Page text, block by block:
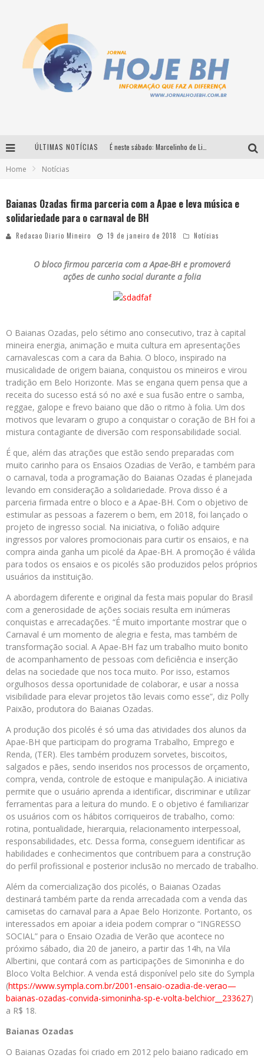
ÚLTIMAS NOTÍCIAS
Home Notícias
Baianas Ozadas firma parceria com a Apae e leva música e
solidariedade para o carnaval de BH
Redacao Diario Mineiro 19 de janeiro de 2018 Notícias
O bloco firmou parceria com a Apae-BH e promoverá
ações de cunho social durante a folia
O Baianas Ozadas, pelo sétimo ano consecutivo, traz à capital
mineira energia, animação e muita cultura em apresentações
carnavalescas com a cara da Bahia. O bloco, inspirado na
musicalidade de origem baiana, conquistou os mineiros e virou
tradição em Belo Horizonte. Mas se engana quem pensa que a
receita do sucesso está só no axé e sua fusão entre o samba,
reggae, galope e frevo baiano que dão o ritmo à folia. Um dos
motivos que levaram o grupo a conquistar o coração de BH foi a
mistura contagiante de diversão com responsabilidade social.
É que, além das atrações que estão sendo preparadas com
muito carinho para os Ensaios Ozadias de Verão, e também para
o carnaval, toda a programação do Baianas Ozadas é planejada
levando em consideração a solidariedade. Prova disso é a
parceria firmada entre o bloco e a Apae-BH. Com o objetivo de
estimular as pessoas a fazerem o bem, em 2018, foi lançado o
projeto de ingresso social. Na iniciativa, o folião adquire
ingressos por valores promocionais para curtir os ensaios, e na
compra ainda ganha um picolé da Apae-BH. A promoção é válida
para todos os ensaios e os picolés são produzidos pelos próprios
usuários da instituição.
A abordagem diferente e original da festa mais popular do Brasil
com a generosidade de ações sociais resulta em inúmeras
conquistas e arrecadações. “É muito importante mostrar que o
Carnaval é um momento de alegria e festa, mas também de
transformação social. A Apae-BH faz um trabalho muito bonito
de acompanhamento de pessoas com deficiência e inserção
delas na sociedade que nos toca muito. Por isso, estamos
orgulhosos dessa oportunidade de colaborar, e usar a nossa
visibilidade para elevar projetos tão levais como esse”, diz Polly
Paixão, produtora do Baianas Ozadas.
A produção dos picolés é só uma das atividades dos alunos da
Apae-BH que participam do programa Trabalho, Emprego e
Renda, (TER). Eles também produzem sorvetes, biscoitos,
salgados e pães, sendo inseridos nos processos de orçamento,
compra, venda, controle de estoque e manipulação. A iniciativa
permite que o usuário aprenda a identificar, discriminar e utilizar
ferramentas para a leitura do mundo. E o objetivo é familiarizar
os usuários com os hábitos corriqueiros de trabalho, como:
rotina, pontualidade, hierarquia, relacionamento interpessoal,
responsabilidades, etc. Dessa forma, conseguem identificar as
habilidades e conhecimentos que contribuem para a construção
do perfil profissional e posterior inclusão no mercado de trabalho.
Além da comercialização dos picolés, o Baianas Ozadas
destinará também parte da renda arrecadada com a venda das
camisetas do carnaval para a Apae Belo Horizonte. Portanto, os
interessados em apoiar a ideia podem comprar o “INGRESSO
SOCIAL” para o Ensaio Ozadia de Verão que acontece no
próximo sábado, dia 20 de janeiro, a partir das 14h, na Vila
Albertini, que contará com as participações de Simoninha e do
Bloco Volta Belchior. A venda está disponível pelo site do Sympla
(https://www.sympla.com.br/2001-ensaio-ozadia-de-verao—
baianas-ozadas-convida-simoninha-sp-e-volta-belchior_ _233627)
a R$ 18.
Baianas Ozadas
O Baianas Ozadas foi criado em 2012 pelo baiano radicado em